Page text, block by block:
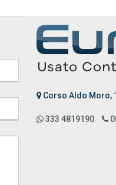
Corso Aldo Moro,
333 4819190